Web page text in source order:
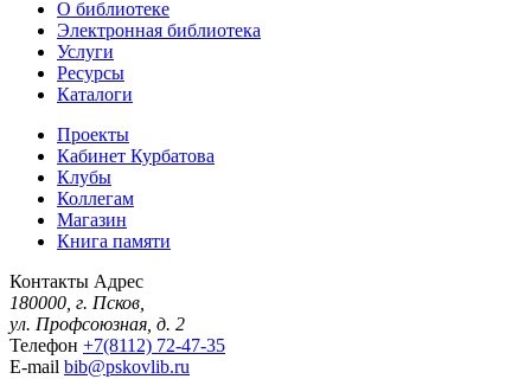
О библиотеке
Электронная библиотека
Услуги
Ресурсы
Каталоги
Проекты
Кабинет Курбатова
Клубы
Коллегам
Магазин
Книга памяти
Контакты Адрес
180000, г. Псков,
ул. Профсоюзная, д. 2
Телефон +7(8112) 72-47-35
E-mail bib@pskovlib.ru